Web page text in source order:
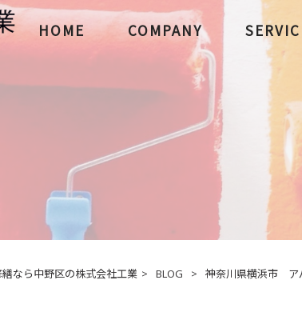
HOME COMPANY
なら中野区の株式会社工業 > BLOG > 神奈川県横浜市